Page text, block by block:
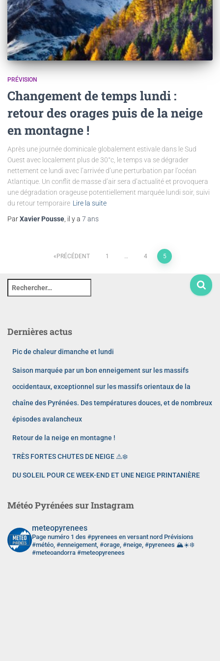
PRÉVISION
Changement de temps lundi :
retour des orages puis de la neige
en montagne !
Après une journée dominicale globalement estivale dans le Sud
Ouest avec localement plus de 30°c, le temps va se dégrader
nettement ce lundi avec l’arrivée d’une perturbation par l’océan
Atlantique. Un conflit de masse d’air sera d’actualité et provoquera
une dégradation orageuse potentiellement marquée lundi soir, suivi
du retour temporaire Lire la suite
ParXavier Pousse , il y a 7 ans
PRÉCÉDENT 1 4 5
Dernières actus
Pic de chaleur dimanche et lundi
Saison marquée par un bon enneigement sur les massifs
occidentaux, exceptionnel sur les massifs orientaux de la
chaîne des Pyrénées. Des températures douces, et de nombreux
épisodes avalancheux
Retour de la neige en montagne !
TRÈS FORTES CHUTES DE NEIGE ⚠️❄️
DU SOLEIL POUR CE WEEK-END ET UNE NEIGE PRINTANIÈRE
Météo Pyrénées sur Instagram
meteopyrenees
Page numéro 1 des #pyrenees en versant nord Prévisions
#météo, #enneigement, #orage, #neige, #pyrenees 🏔️☀️❄️
#meteoandorra #meteopyrenees